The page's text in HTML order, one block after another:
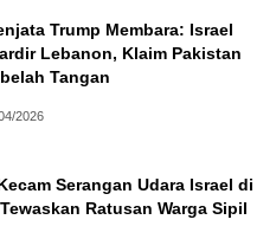
Trump Membara: Israel
Lebanon, Klaim Pakistan
Tangan
2026
Serangan Udara Israel di
Ratusan Warga Sipil